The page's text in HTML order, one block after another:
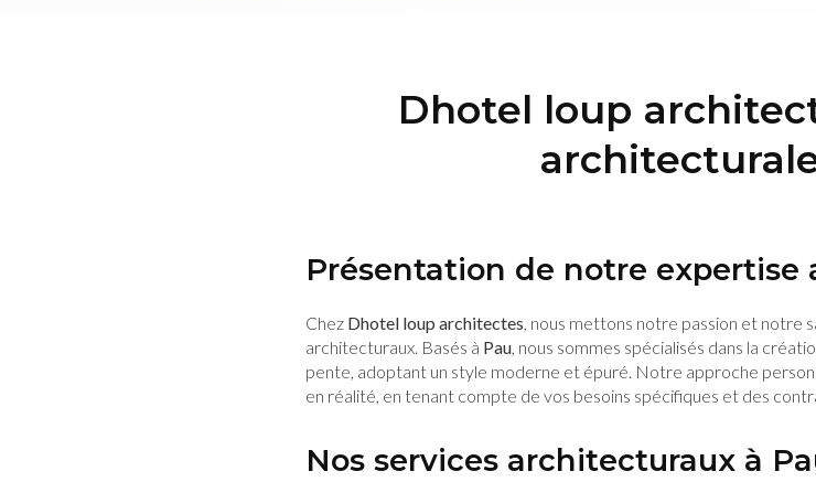
Dhotel loup
Présentation de notre expertise
Chez Dhotel loup architectes, nous mettons notre passion et notre
architecturaux. Basés à Pau, nous sommes spécialisés dans la
pente, adoptant un style moderne et épuré. Notre approche
en réalité, en tenant compte de vos besoins spécifiques et des
Nos services architecturaux à